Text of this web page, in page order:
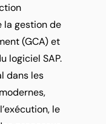
la gestion de
(GCA) et
logiciel SAP.
dans les
le